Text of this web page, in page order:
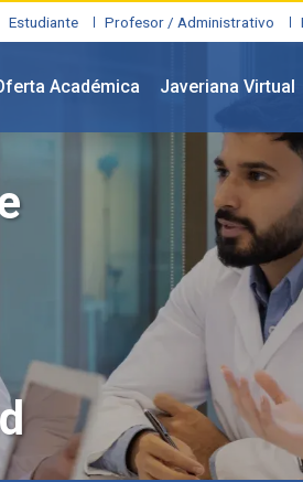
Estudiante Profesor / Administrativo
Académica Javeriana Virtual